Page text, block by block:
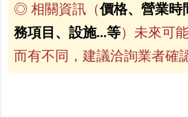
◎ 相關資訊（價格、營業時
務項目、設施...等）未來可
而有不同，建議洽詢業者確